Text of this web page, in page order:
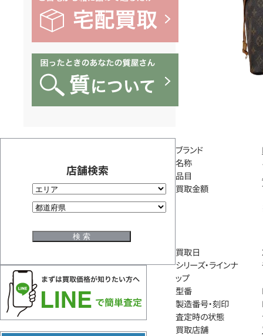
店舗検索
ブランド
名称
品目
買取金額
買取日
シリーズ・ラインナ
ップ
型番
製造番号・刻印
査定時の状態
買取店舗